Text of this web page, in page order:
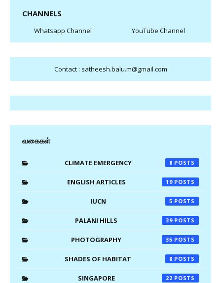
CHANNELS
Whatsapp Channel YouTube Channel
Contact : satheesh.balu.m@gmail.com
வகைகள்
CLIMATE EMERGENCY 8
ENGLISH ARTICLES 19
IUCN 5
PALANI HILLS 39
PHOTOGRAPHY 35
SHADES OF HABITAT 8
SINGAPORE 22